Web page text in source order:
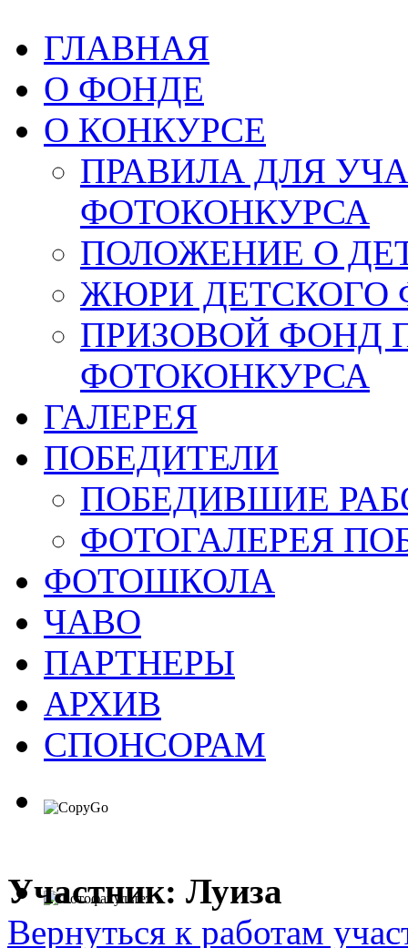
ГЛАВНАЯ
О ФОНДЕ
О КОНКУРСЕ
ПРАВИЛА ДЛЯ
ФОТОКОНКУРСА
ПОЛОЖЕНИЕ О
ЖЮРИ ДЕТСКОГО
ПРИЗОВОЙ ФОНД
ФОТОКОНКУРСА
ГАЛЕРЕЯ
ПОБЕДИТЕЛИ
ПОБЕДИВШИЕ
ФОТОГАЛЕРЕЯ
ФОТОШКОЛА
ЧАВО
ПАРТНЕРЫ
АРХИВ
СПОНСОРАМ
Участник: Луиза
Вернуться к работам